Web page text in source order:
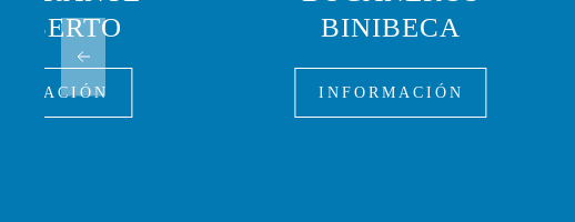
BINIBECA
INFORMACIÓN
BERTO